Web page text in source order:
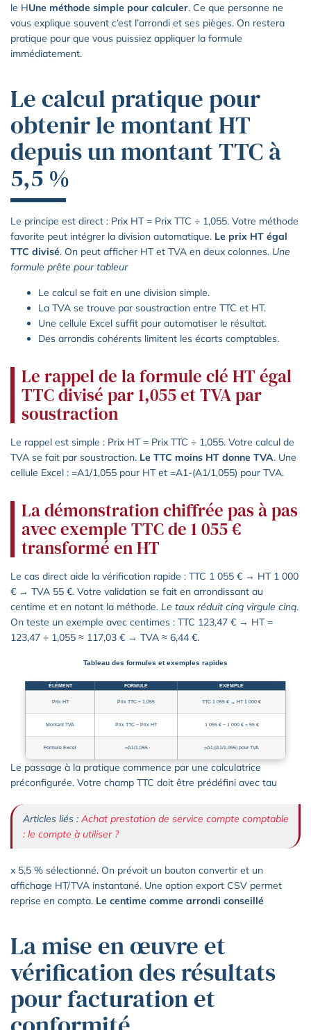
le HUne méthode simple pour calculer. Ce que personne ne
vous explique souvent c’est l’arrondi et ses pièges. On restera
pratique pour que vous puissiez appliquer la formule
immédiatement.
Le calcul pratique pour
obtenir le montant HT
depuis un montant TTC à
5,5 %
Le principe est direct : Prix HT = Prix TTC ÷ 1,055. Votre méthode
favorite peut intégrer la division automatique. Le prix HT égal
TTC divisé. On peut afficher HT et TVA en deux colonnes. Une
formule prête pour tableur
Le calcul se fait en une division simple.
La TVA se trouve par soustraction entre TTC et HT.
Une cellule Excel suffit pour automatiser le résultat.
Des arrondis cohérents limitent les écarts comptables.
Le rappel de la formule clé HT égal
TTC divisé par 1,055 et TVA par
soustraction
Le rappel est simple : Prix HT = Prix TTC ÷ 1,055. Votre calcul de
TVA se fait par soustraction. Le TTC moins HT donne TVA. Une
cellule Excel : =A1/1,055 pour HT et =A1-(A1/1,055) pour TVA.
La démonstration chiffrée pas à pas
avec exemple TTC de 1 055 €
transformé en HT
Le cas direct aide la vérification rapide : TTC 1 055 € → HT 1 000
€ → TVA 55 €. Votre validation se fait en arrondissant au
centime et en notant la méthode. Le taux réduit cinq virgule cinq.
On teste un exemple avec centimes : TTC 123,47 € → HT =
123,47 ÷ 1,055 ≈ 117,03 € → TVA ≈ 6,44 €.
Tableau des formules et exemples rapides
ÉLÉMENT FORMULE EXEMPLE
Prix HT Prix TTC ÷ 1,055 TTC 1 055 € → HT 1 000 €
Montant TVA Prix TTC − Prix HT 1 055 € − 1 000 € = 55 €
Formule Excel =A1/1,055 =A1-(A1/1,055) pour TVA
Le passage à la pratique commence par une calculatrice
préconfigurée. Votre champ TTC doit être prédéfini avec tau
Articles liés : Achat prestation de service compte comptable
: le compte à utiliser ?
x 5,5 % sélectionné. On prévoit un bouton convertir et un
affichage HT/TVA instantané. Une option export CSV permet
reprise en compta. Le centime comme arrondi conseillé
La mise en œuvre et
vérification des résultats
pour facturation et